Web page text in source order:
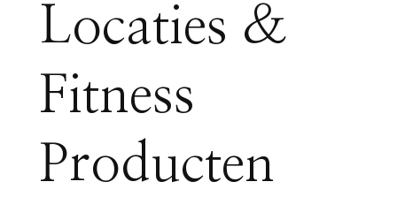
Locaties &
Fitness
Producten